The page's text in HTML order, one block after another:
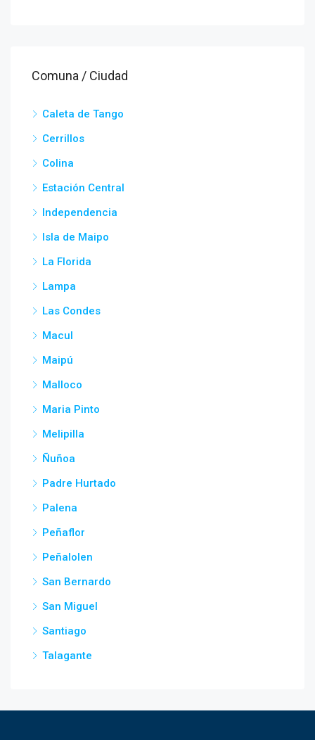
Comuna / Ciudad
Caleta de Tango
Cerrillos
Colina
Estación Central
Independencia
Isla de Maipo
La Florida
Lampa
Las Condes
Macul
Maipú
Malloco
Maria Pinto
Melipilla
Ñuñoa
Padre Hurtado
Palena
Peñaflor
Peñalolen
San Bernardo
San Miguel
Santiago
Talagante